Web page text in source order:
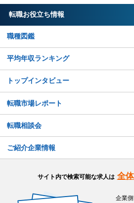
転職お役立ち情報
職種図鑑
平均年収ランキング
トップインタビュー
転職市場レポート
転職相談会
ご紹介企業情報
サイト内で検索可能な求人は 全
企業